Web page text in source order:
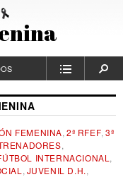
FEMENINA,2ª RFEF,3ª
,
INTERNACIONAL ,
, JUVENIL D.H.,